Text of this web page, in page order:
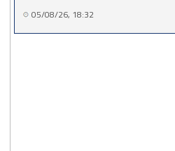
05/08/26, 18:32